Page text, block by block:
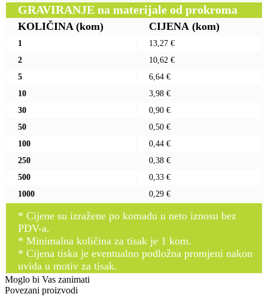
GRAVIRANJE na materijale od prokroma
KOLIČINA (kom) CIJENA (kom)
1
13,27 €
2
10,62 €
5
6,64 €
10
3,98 €
30
0,90 €
50
0,50 €
100
0,44 €
250
0,38 €
500
0,33 €
1000
0,29 €
* Cijene su izražene po komadu u neto iznosu bez
PDV-a.
* Minimalna količina za tisak je 1 kom.
* Cijena tiska je eventualno podložna promjeni nakon
uvida u motiv za tisak.
Moglo bi Vas zanimati
Povezani proizvodi